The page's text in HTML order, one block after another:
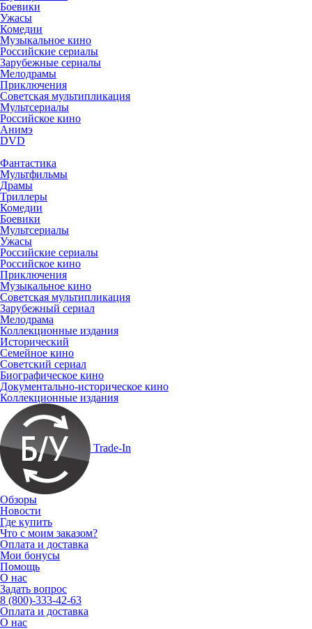
Боевики
Ужасы
Комедии
Музыкальное кино
Российские сериалы
Зарубежные сериалы
Мелодрамы
Приключения
Советская мультипликация
Мультсериалы
Российское кино
Анимэ
DVD
Фантастика
Мультфильмы
Драмы
Триллеры
Комедии
Боевики
Мультсериалы
Ужасы
Российские сериалы
Российское кино
Приключения
Музыкальное кино
Советская мультипликация
Зарубежный сериал
Мелодрама
Коллекционные издания
Исторический
Семейное кино
Советский сериал
Биографическое кино
Документально-историческое кино
Коллекционные издания
Trade-In
Обзоры
Новости
Где купить
Что с моим заказом?
Оплата и доставка
Мои бонусы
Помощь
О нас
Задать вопрос
8 (800)-333-42-63
Оплата и доставка
О нас